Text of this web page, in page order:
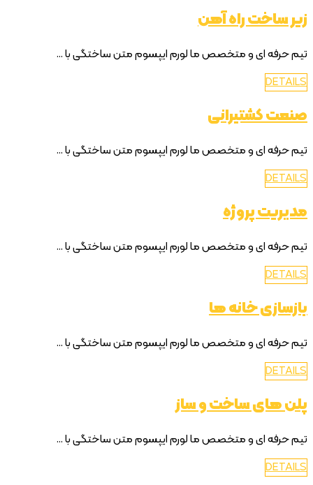
زیر ساخت راه آهن
تیم حرفه ای و متخصص ما لورم ایپسوم متن ساختگی با ...
DETAILS
صنعت کشتیرانی
تیم حرفه ای و متخصص ما لورم ایپسوم متن ساختگی با ...
DETAILS
مدیریت پروژه
تیم حرفه ای و متخصص ما لورم ایپسوم متن ساختگی با ...
DETAILS
بازسازی خانه ها
تیم حرفه ای و متخصص ما لورم ایپسوم متن ساختگی با ...
DETAILS
پلن های ساخت و ساز
تیم حرفه ای و متخصص ما لورم ایپسوم متن ساختگی با ...
DETAILS